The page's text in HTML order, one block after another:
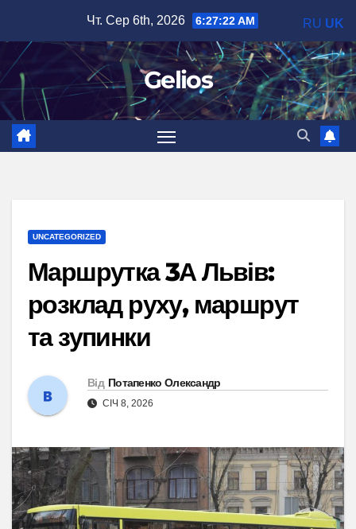
вмісту
Чт. Сер 6th, 2026 6:27:23 AM
Gelios
UNCATEGORIZED
Маршрутка 3А Львів:
розклад руху, маршрут
та зупинки
Від Потапенко Олександр
СІЧ 8, 2026
RU UK